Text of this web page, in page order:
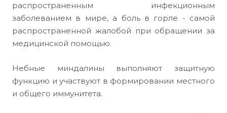
распространенным инфекционным
заболеванием в мире, а боль в горле - самой
распространенной жалобой при обращении за
медицинской помощью.
Небные миндалины выполняют защитную
функцию и участвуют в формировании местного
и общего иммунитета.